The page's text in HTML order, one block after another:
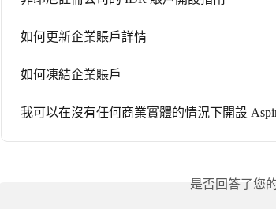
如何更新企業賬戶詳情
如何凍結企業賬戶
我可以在沒有任何商業實體的情況下開設
是否回答了您